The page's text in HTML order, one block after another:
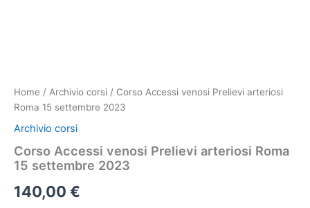
Home / Archivio corsi / Corso Accessi venosi Prelievi arteriosi
Roma 15 settembre 2023
Archivio corsi
Corso Accessi venosi Prelievi arteriosi Roma
15 settembre 2023
140,00 €